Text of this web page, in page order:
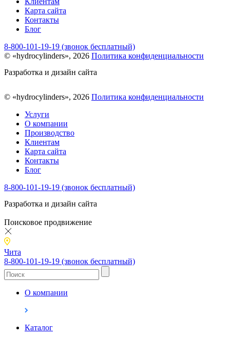
Карта сайта
Контакты
Блог
8-800-101-19-19 (звонок бесплатный)
© «hydrocylinders», 2026 Политика конфиденциальности
Разработка и дизайн сайта
© «hydrocylinders», 2026 Политика конфиденциальности
Услуги
О компании
Производство
Клиентам
Карта сайта
Контакты
Блог
8-800-101-19-19 (звонок бесплатный)
Разработка и дизайн сайта
Поисковое продвижение
Чита
8-800-101-19-19 (звонок бесплатный)
О компании
Каталог